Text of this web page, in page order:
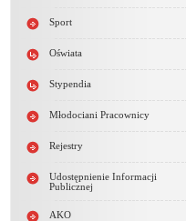
Sport
Oświata
Stypendia
Młodociani Pracownicy
Rejestry
Udostępnienie Informacji
Publicznej
AKO